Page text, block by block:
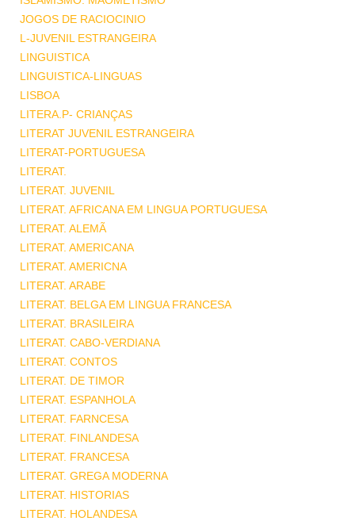
JOGOS DE RACIOCINIO
L-JUVENIL ESTRANGEIRA
LINGUISTICA
LINGUISTICA-LINGUAS
LISBOA
LITERA.P- CRIANÇAS
LITERAT JUVENIL ESTRANGEIRA
LITERAT-PORTUGUESA
LITERAT.
LITERAT. JUVENIL
LITERAT. AFRICANA EM LINGUA PORTUGUESA
LITERAT. ALEMÃ
LITERAT. AMERICANA
LITERAT. AMERICNA
LITERAT. ARABE
LITERAT. BELGA EM LINGUA FRANCESA
LITERAT. BRASILEIRA
LITERAT. CABO-VERDIANA
LITERAT. CONTOS
LITERAT. DE TIMOR
LITERAT. ESPANHOLA
LITERAT. FARNCESA
LITERAT. FINLANDESA
LITERAT. FRANCESA
LITERAT. GREGA MODERNA
LITERAT. HISTORIAS
LITERAT. HOLANDESA